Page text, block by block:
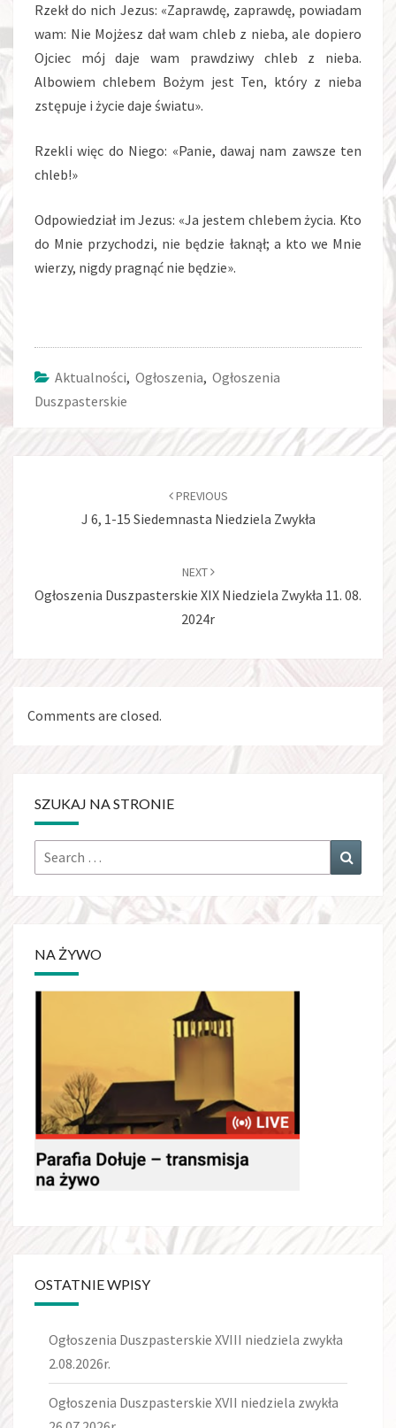
Rzekł do nich Jezus: «Zaprawdę, zaprawdę, powiadam
wam: Nie Mojżesz dał wam chleb z nieba, ale dopiero
Ojciec mój daje wam prawdziwy chleb z nieba.
Albowiem chlebem Bożym jest Ten, który z nieba
zstępuje i życie daje światu».
Rzekli więc do Niego: «Panie, dawaj nam zawsze ten
chleb!»
Odpowiedział im Jezus: «Ja jestem chlebem życia. Kto
do Mnie przychodzi, nie będzie łaknął; a kto we Mnie
wierzy, nigdy pragnąć nie będzie».
Aktualności, Ogłoszenia, Ogłoszenia
Duszpasterskie
PREVIOUS
J 6, 1-15 Siedemnasta Niedziela Zwykła
NEXT
Ogłoszenia Duszpasterskie XIX Niedziela Zwykła 11. 08.
2024r
Comments are closed.
SZUKAJ NA STRONIE
Search
for:
NA ŻYWO
OSTATNIE WPISY
Ogłoszenia Duszpasterskie XVIII niedziela zwykła
2.08.2026r.
Ogłoszenia Duszpasterskie XVII niedziela zwykła